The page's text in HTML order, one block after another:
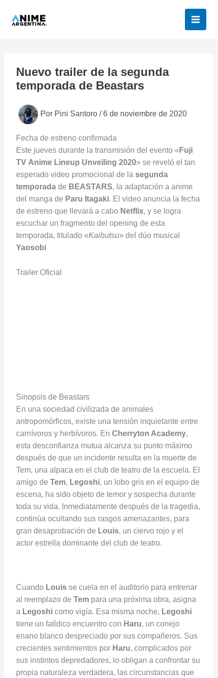
Nuevo trailer de la segunda
temporada de Beastars
Por Pini Santoro /6 de noviembre de 2020
Fecha de estreno confirmada
Este jueves durante la transmisión del evento « Fuji
TV Anime Lineup Unveiling 2020» se reveló el tan
esperado video promocional de la segunda
temporadade BEASTARS, la adaptación a anime
del manga de Paru Itagaki. El video anuncia la fecha
de estreno que llevará a cabo Netflix, y se logra
escuchar un fragmento del opening de esta
temporada, titulado «Kaibutsu» del dúo musical
Yaosobi
Trailer Oficial
Sinopsis de Beastars
En una sociedad civilizada de animales
antropomórficos, existe una tensión inquietante entre
carnívoros y herbívoros. En Cherryton Academy,
esta desconfianza mutua alcanza su punto máximo
después de que un incidente resulta en la muerte de
Tem, una alpaca en el club de teatro de la escuela. El
amigo de Tem, Legoshi, un lobo gris en el equipo de
escena, ha sido objeto de temor y sospecha durante
toda su vida. Inmediatamente después de la tragedia,
continúa ocultando sus rasgos amenazantes, para
gran desaprobación de Louis, un ciervo rojo y el
actor estrella dominante del club de teatro.
Cuando Louis se cuela en el auditorio para entrenar
al reemplazo de Tem para una próxima obra, asigna
a Legoshi como vigía. Esa misma noche, Legoshi
tiene un fatídico encuentro con Haru, un conejo
enano blanco despreciado por sus compañeros. Sus
crecientes sentimientos por Haru, complicados por
sus instintos depredadores, lo obligan a confrontar su
propia naturaleza verdadera, las circunstancias que